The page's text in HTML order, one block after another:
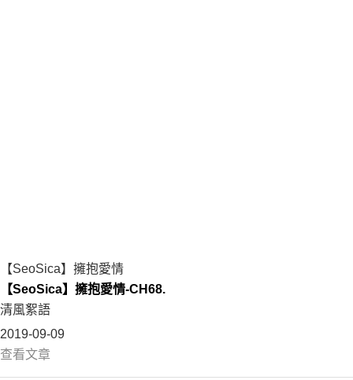
【SeoSica】擁抱愛情
【SeoSica】擁抱愛情-CH68.
清風絮語
2019-09-09
查看文章